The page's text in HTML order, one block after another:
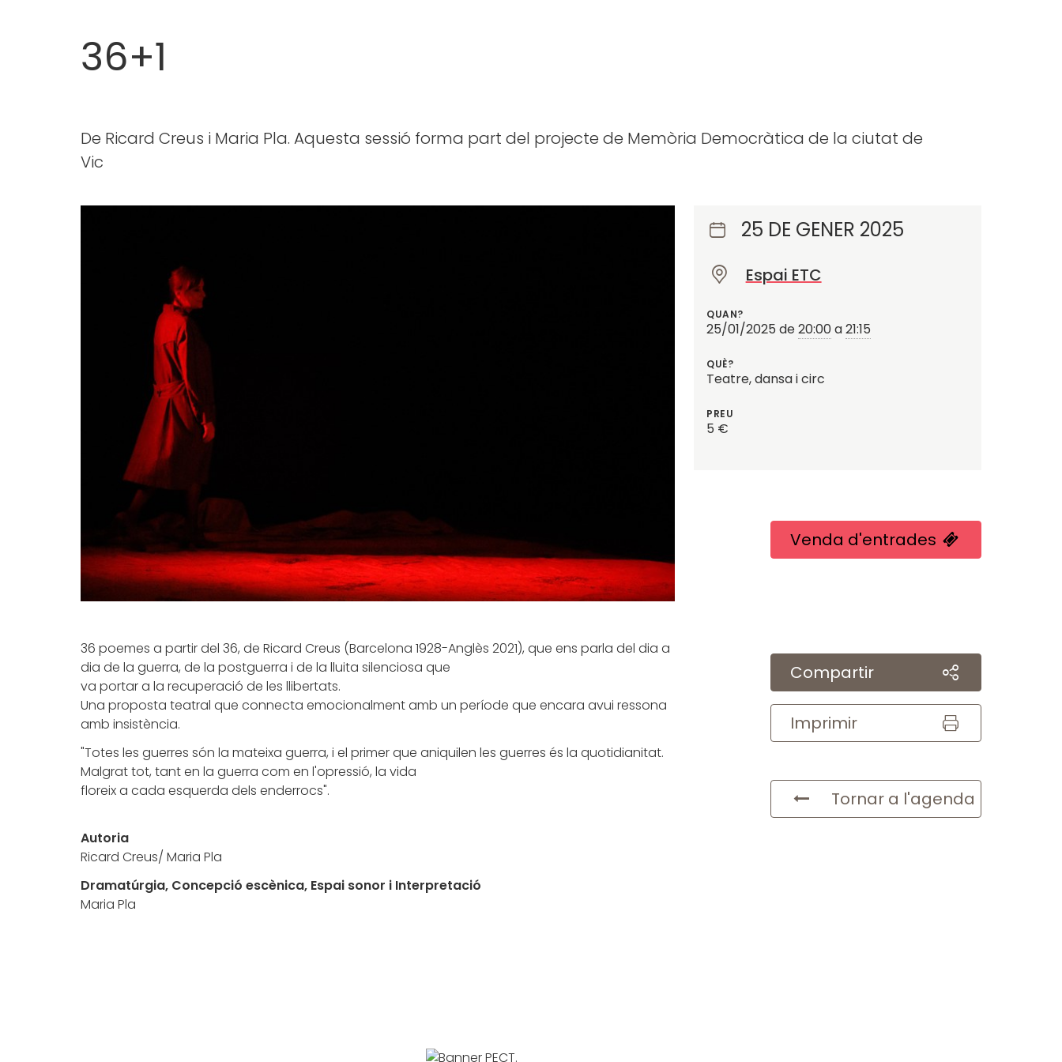
36+1
De Ricard Creus i Maria Pla. Aquesta sessió forma part del projecte de Memòria Democràtica de la ciutat de
Vic
36 poemes a partir del 36, de Ricard Creus (Barcelona 1928-Anglès 2021), que ens parla del dia a
dia de la guerra, de la postguerra i de la lluita silenciosa que
va portar a la recuperació de les llibertats.
Una proposta teatral que connecta emocionalment amb un període que encara avui ressona
amb insistència.
"Totes les guerres són la mateixa guerra, i el primer que aniquilen les guerres és la quotidianitat.
Malgrat tot, tant en la guerra com en l'opressió, la vida
floreix a cada esquerda dels enderrocs".
Autoria
Ricard Creus/ Maria Pla
Dramatúrgia, Concepció escènica, Espai sonor i Interpretació
Maria Pla
25 DE GENER 2025
O
?
Espai ETC
QUAN?
25/01/2025 de20:00a21:15
QUÈ?
Teatre, dansa i circ
PREU
5 €
Venda d'entrades
Compartir
Imprimir
Tornar a l'agenda